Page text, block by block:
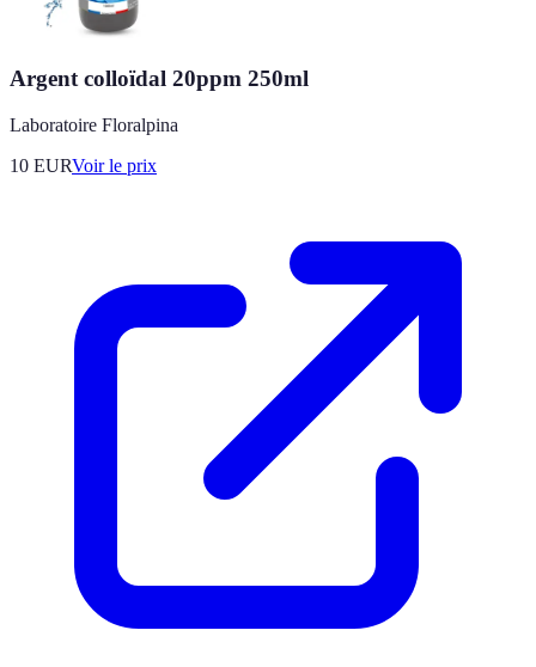
Argent colloïdal 20ppm 250ml
Laboratoire Floralpina
10 EURVoir le prix